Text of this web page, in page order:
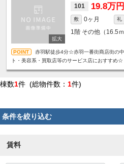
101 19.8万円
敷 0ヶ月 礼
1階 その他（16.5ｍ
赤羽駅徒歩4分☆赤羽一番街商店街の
ト・美容系・買取店等のサービス店におすすめ☆
棟数1件 (総物件数： 1件)
条件を絞り込む
賃料